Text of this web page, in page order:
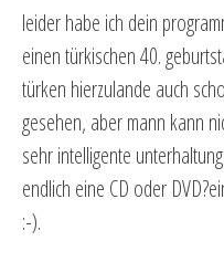
leider habe ich dein
einen türkischen 40.
türken hierzulande auch
gesehen, aber mann kann
sehr intelligente
endlich eine CD oder
:-).